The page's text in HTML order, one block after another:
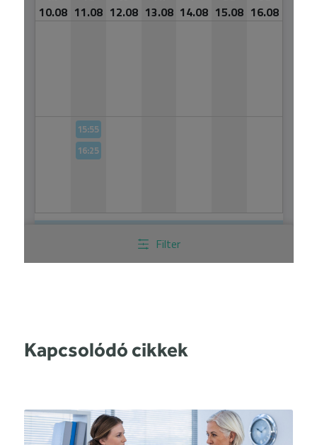
Kapcsolódó cikkek